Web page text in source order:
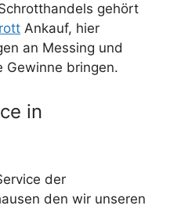
gehört
Ankauf, hier
an Messing und
Gewinne bringen.
in
der
den wir unseren